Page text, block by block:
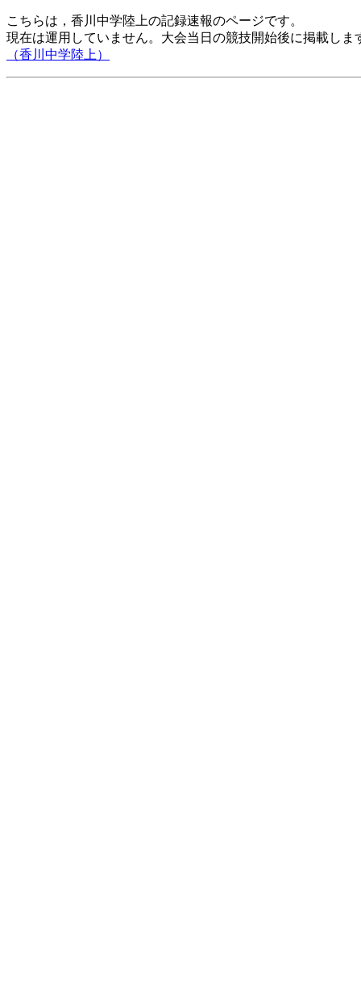
こちらは，香川中学陸上の記録速報のページです。
現在は運用していません。大会当日の競技開始後に掲載しま
（香川中学陸上）